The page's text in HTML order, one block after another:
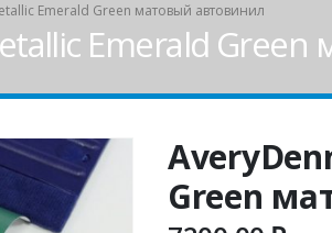
Emerald Green матовый автовинил
Emerald Green
Green